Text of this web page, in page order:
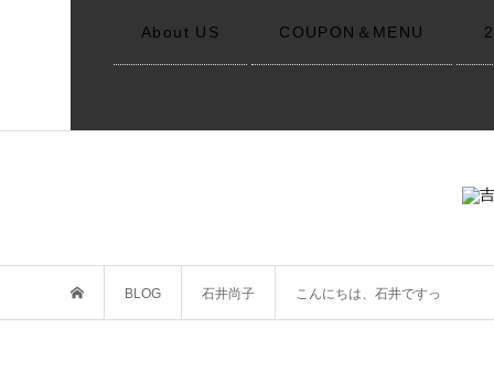
About US COUPON＆MENU
BLOG 石井尚子 こんにちは、石井ですっ